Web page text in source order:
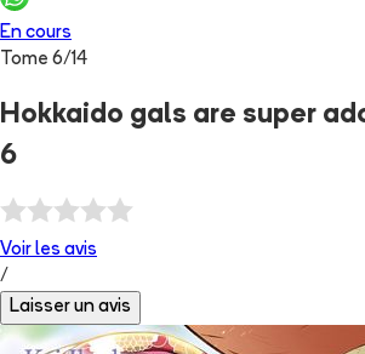
En cours
Tome 6/14
Hokkaido gals are super
6
Voir les avis
/
Laisser un avis